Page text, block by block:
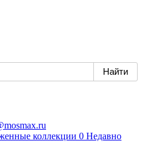
коллекции 0 Недавно